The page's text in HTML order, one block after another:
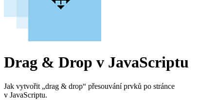
Drag & Drop v JavaScriptu
Jak vytvořit „drag & drop“ přesouvání prvků po stránce
v JavaScriptu.